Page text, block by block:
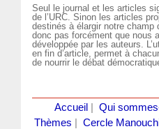
Seul le journal et les articles
de l’URC. Sinon les articles
destinés à élargir notre champ
donc pas forcément que nous
développée par les auteurs.
en fin d’article, permet à
de nourrir le débat
Accueil Qui
Thèmes
Cercle